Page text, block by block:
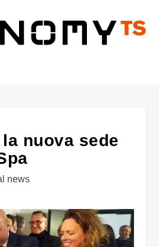
nuova sede
news